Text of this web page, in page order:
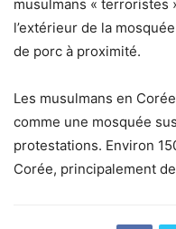
musulmans « terroristes
l’extérieur de la
de porc à proximité.
Les musulmans en
comme une mosquée
protestations. Environ
Corée, principalement